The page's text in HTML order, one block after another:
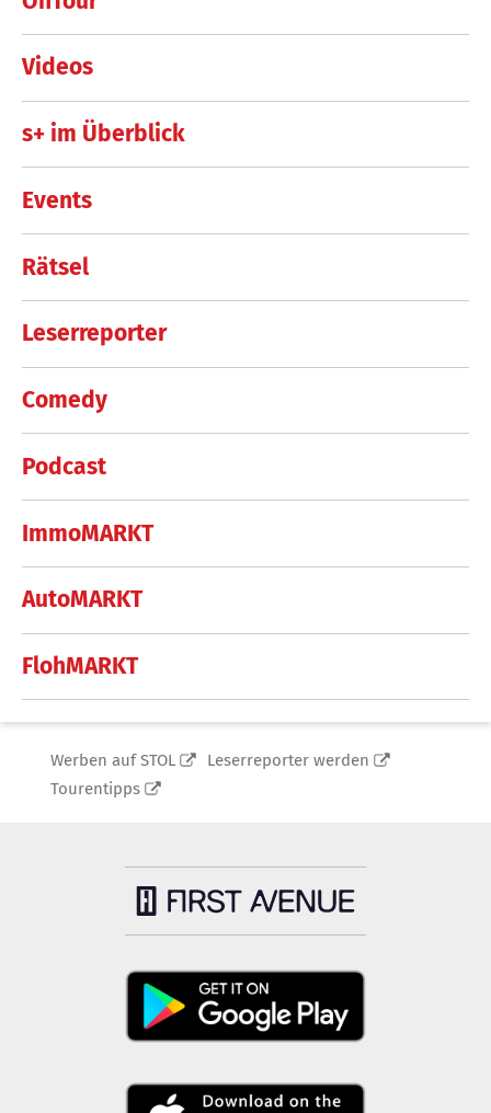
Videos
s+ im Überblick
Events
Rätsel
Leserreporter
Comedy
Podcast
ImmoMARKT
AutoMARKT
FlohMARKT
Werben auf STOL
Leserreporter werden
Tourentipps